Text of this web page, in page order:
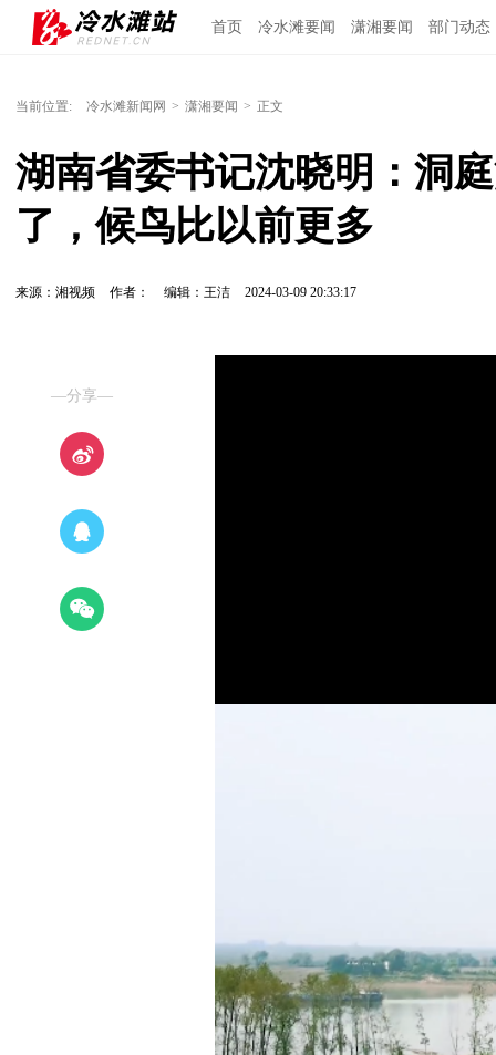
首页 冷水滩要闻 潇湘要闻 部门动态
当前位置: 冷水滩新闻网 > 潇湘要闻 > 正文
湖南省委书记沈晓明：洞
了，候鸟比以前更多
来源：湘视频 作者： 编辑：王洁 2024-03-09 20:33:17
—分享—